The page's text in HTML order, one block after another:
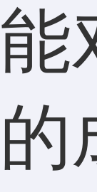
能
的